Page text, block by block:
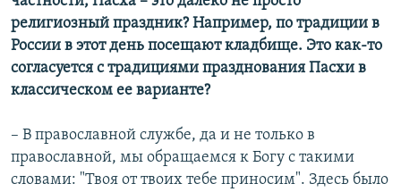
религиозный праздник? Например, по традиции в
России в этот день посещают кладбище. Это как-то
согласуется с традициями празднования Пасхи в
классическом ее варианте?
– В православной службе, да и не только в
православной, мы обращаемся к Богу с такими
словами: "Твоя от твоих тебе приносим". Здесь было